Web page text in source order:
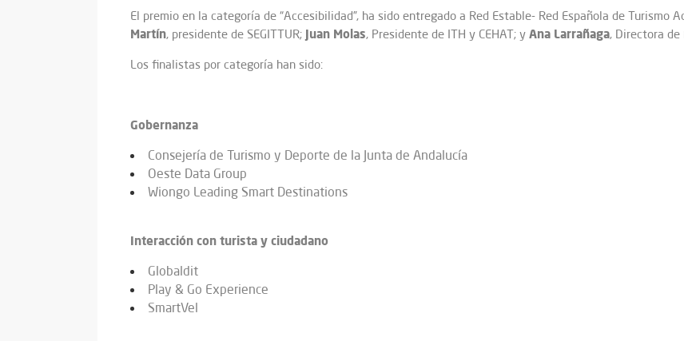
El premio en la categoría de “Accesibilidad”, ha sido entregado a Red Estable- Red Española de Turismo
Martín, presidente de SEGITTUR; Juan Molas, Presidente de ITH y CEHAT; y Ana Larrañaga, Directora de
Los finalistas por categoría han sido:
Gobernanza
Consejería de Turismo y Deporte de la Junta de Andalucía
Oeste Data Group
Wiongo Leading Smart Destinations
Interacción con turista y ciudadano
Globaldit
Play & Go Experience
SmartVel